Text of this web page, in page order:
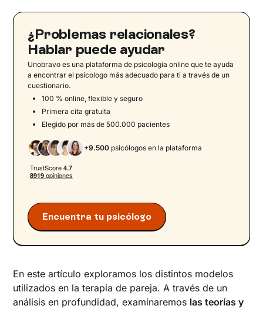
La teoría de la casa de la relación sólida
Gestión de conflictos: los cuatro jinetes del
Apocalipsis
Técnicas y ejercicios prácticos de la terapia
de pareja TCC
Terapia de pareja sistémico-relacional y otros
aportes
Cómo elegir el enfoque más adecuado
¿Problemas relacionales?
Hablar puede ayudar
Unobravo es una plataforma de psicología online que te ayuda
a encontrar el psicologo más adecuado para ti a través de un
cuestionario.
Encuentra tu psicólogo
100 % online, flexible y seguro
Primera cita gratuita
Elegido por más de 500.000 pacientes
+9.500 psicólogos en la plataforma
En este artículo exploramos los distintos modelos
utilizados en la terapia de pareja. A través de un
análisis en profundidad, examinaremos las teorías y